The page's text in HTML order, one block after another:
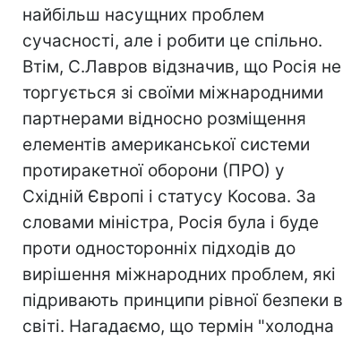
найбільш насущних проблем
сучасності, але і робити це спільно.
Втім, С.Лавров відзначив, що Росія не
торгується зі своїми міжнародними
партнерами відносно розміщення
елементів американської системи
протиракетної оборони (ПРО) у
Східній Європі і статусу Косова. За
словами міністра, Росія була і буде
проти односторонніх підходів до
вирішення міжнародних проблем, які
підривають принципи рівної безпеки в
світі. Нагадаємо, що термін "холодна